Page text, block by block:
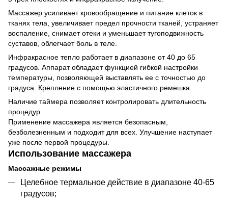
Массажер усиливает кровообращение и питание клеток в
тканях тела, увеличивает предел прочности тканей, устраняет
воспаление, снимает отеки и уменьшает тугоподвижность
суставов, облегчает боль в теле.
Инфракрасное тепло работает в диапазоне от 40 до 65
градусов. Аппарат обладает функцией гибкой настройки
температуры, позволяющей выставлять ее с точностью до
градуса. Крепление с помощью эластичного ремешка.
Наличие таймера позволяет контролировать длительность
процедур.
Применение массажера является безопасным,
безболезненным и подходит для всех. Улучшение наступает
уже после первой процедуры.
Использование массажера
Массажные режимы
Целебное термальное действие в диапазоне 40-65
градусов;